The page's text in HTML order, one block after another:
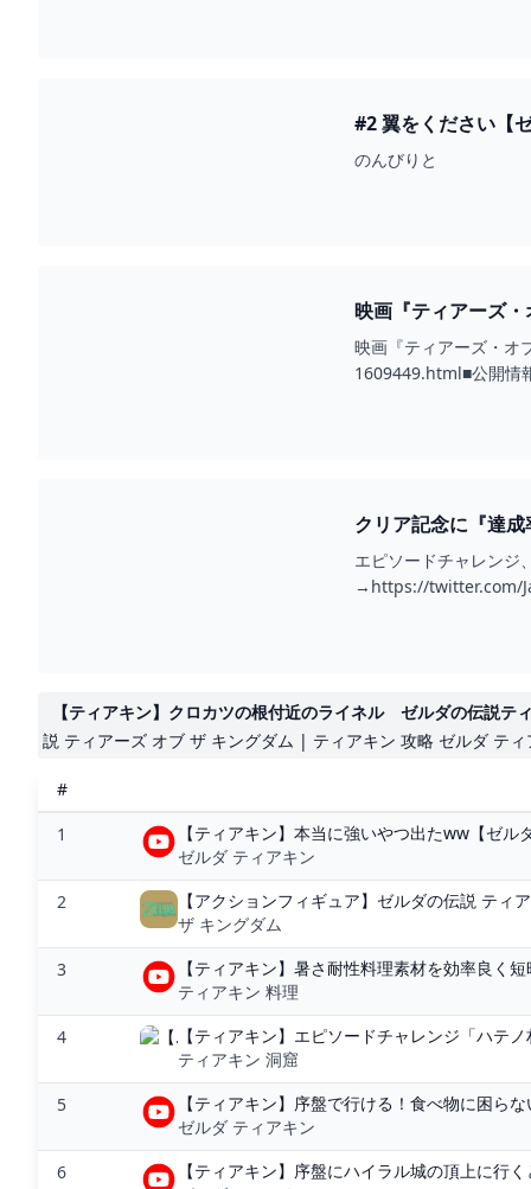
#2 翼をください【
のんびりと
映画『ティアーズ
映画『ティアーズ・
1609449.html■公開情
クリア記念に『達
エピソードチャレ
→https://twitter.com/
【ティアキン】クロカツの根付近のライネル ゼルダの伝説
説 ティアーズ オブ ザ キングダム | ティアキン 攻略 ゼルダ ティ
#
1
【ティアキン】本当に強いやつ出たww【ゼ
ゼルダ ティアキン
2
【アクションフィギュア】ゼルダの伝説 ティ
ザ キングダム
3
【ティアキン】暑さ耐性料理素材を効率良く
ティアキン 料理
4
【ティアキン】エピソードチャレンジ「ハテ
ティアキン 洞窟
5
【ティアキン】序盤で行ける！食べ物に困ら
ゼルダ ティアキン
6
【ティアキン】序盤にハイラル城の頂上に行